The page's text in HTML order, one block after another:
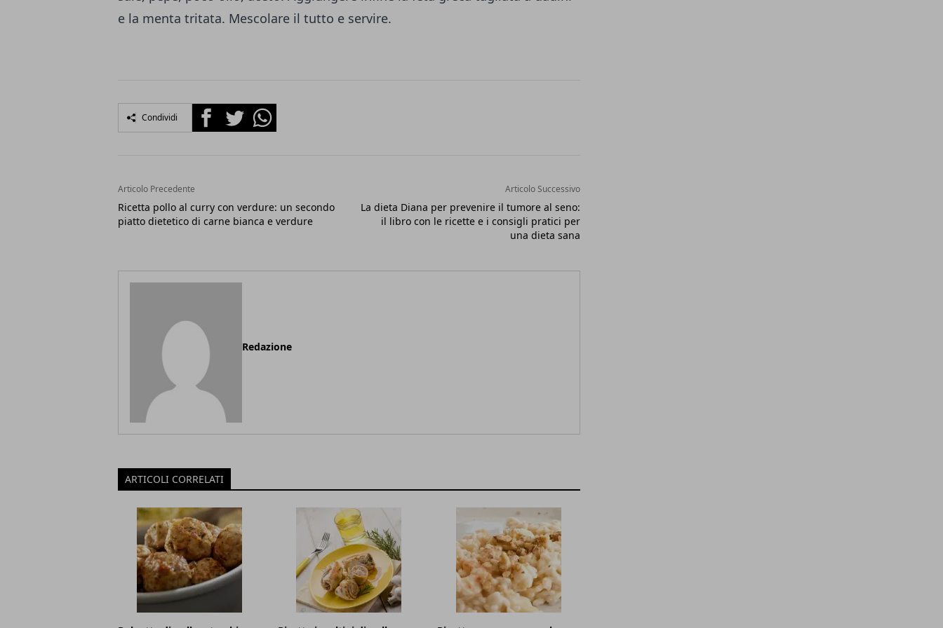
e la menta tritata. Mescolare il tutto e servire.
Condividi FacebookTwitterWhatsapp
Articolo Precedente
Ricetta pollo al curry con verdure: un secondo
piatto dietetico di carne bianca e verdure
Articolo Successivo
La dieta Diana per prevenire il tumore al seno:
il libro con le ricette e i consigli pratici per
una dieta sana
Redazione
ARTICOLI CORRELATI